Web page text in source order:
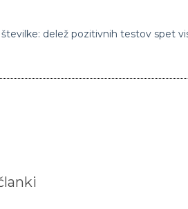
delež pozitivnih testov spet